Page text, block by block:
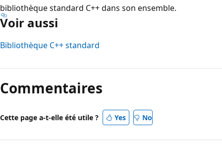
bibliothèque standard C++ dans son ensemble.
Voir aussi
Bibliothèque C++ standard
Commentaires
Cette page a-t-elle été utile ? Yes No